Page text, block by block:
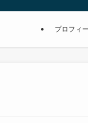
プロフィ